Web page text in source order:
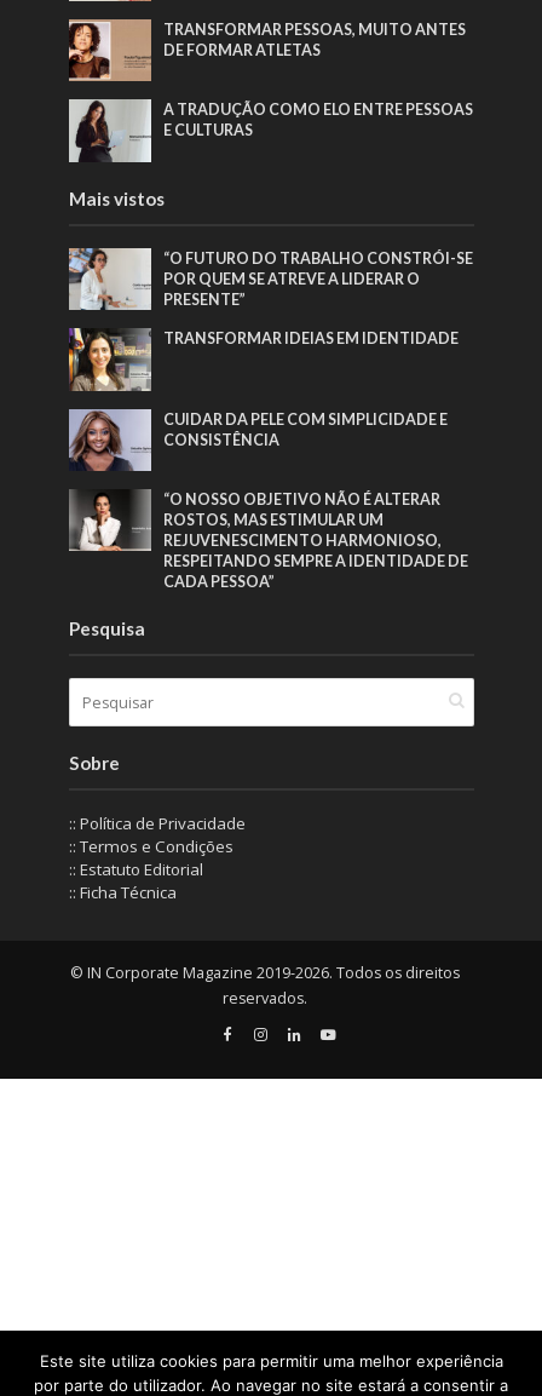
TRANSFORMAR PESSOAS, MUITO ANTES
DE FORMAR ATLETAS
A TRADUÇÃO COMO ELO ENTRE PESSOAS
E CULTURAS
Mais vistos
“O FUTURO DO TRABALHO CONSTRÓI-SE
POR QUEM SE ATREVE A LIDERAR O
PRESENTE”
TRANSFORMAR IDEIAS EM IDENTIDADE
CUIDAR DA PELE COM SIMPLICIDADE E
CONSISTÊNCIA
“O NOSSO OBJETIVO NÃO É ALTERAR
ROSTOS, MAS ESTIMULAR UM
REJUVENESCIMENTO HARMONIOSO,
RESPEITANDO SEMPRE A IDENTIDADE DE
CADA PESSOA”
Pesquisa
Sobre
:: Política de Privacidade
:: Termos e Condições
:: Estatuto Editorial
:: Ficha Técnica
© IN Corporate Magazine 2019-2026. Todos os direitos
reservados.
Este site utiliza cookies para permitir uma melhor experiência
por parte do utilizador. Ao navegar no site estará a consentir a